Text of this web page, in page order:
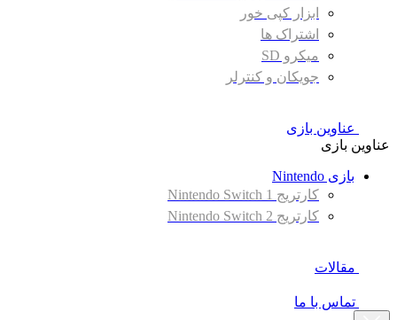
ابزار کپی خور
اشتراک ها
میکرو SD
جویکان و کنترلر
عناوین بازی
عناوین بازی
بازی Nintendo
کارتریج Nintendo Switch 1
کارتریج Nintendo Switch 2
مقالات
تماس با ما